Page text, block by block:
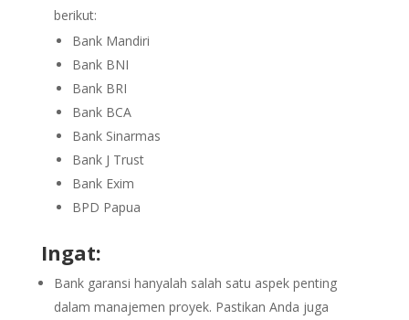
berikut:
Bank Mandiri
Bank BNI
Bank BRI
Bank BCA
Bank Sinarmas
Bank J Trust
Bank Exim
BPD Papua
Ingat:
Bank garansi hanyalah salah satu aspek penting
dalam manajemen proyek. Pastikan Anda juga